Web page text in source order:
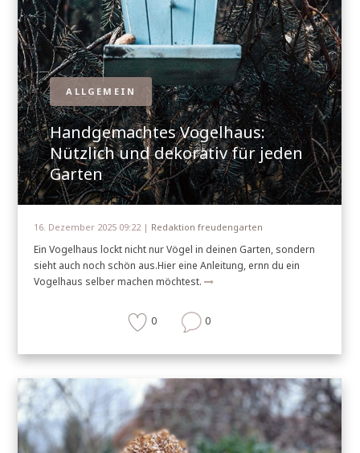
ALLGEMEIN
Handgemachtes Vogelhaus:
Nützlich und dekorativ für jeden
Garten
16. Dezember 2025 09:22 | Redaktion freudengarten
Ein Vogelhaus lockt nicht nur Vögel in deinen Garten, sondern
sieht auch noch schön aus.Hier eine Anleitung, ernn du ein
Vogelhaus selber machen möchtest.
0 0